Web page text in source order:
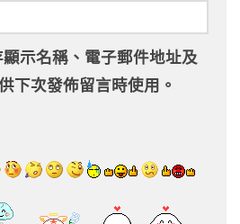
顯示名稱、電子郵件地址及
下次發佈留言時使用。